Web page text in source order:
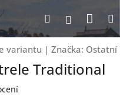
Hledat
variantu | Značka: Ostatní
Traditional